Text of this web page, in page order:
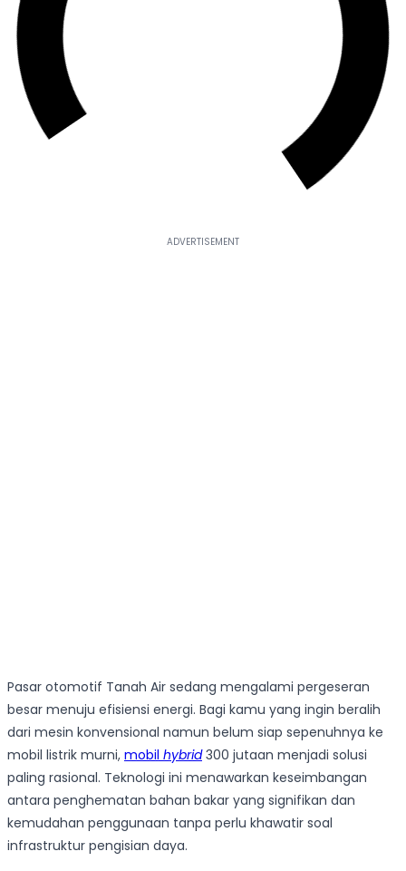
Pasar otomotif Tanah Air sedang mengalami pergeseran
besar menuju efisiensi energi. Bagi kamu yang ingin beralih
dari mesin konvensional namun belum siap sepenuhnya ke
mobil listrik murni, mobil hybrid300 jutaan menjadi solusi
paling rasional. Teknologi ini menawarkan keseimbangan
antara penghematan bahan bakar yang signifikan dan
kemudahan penggunaan tanpa perlu khawatir soal
infrastruktur pengisian daya.